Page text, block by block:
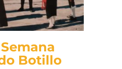
Botillo